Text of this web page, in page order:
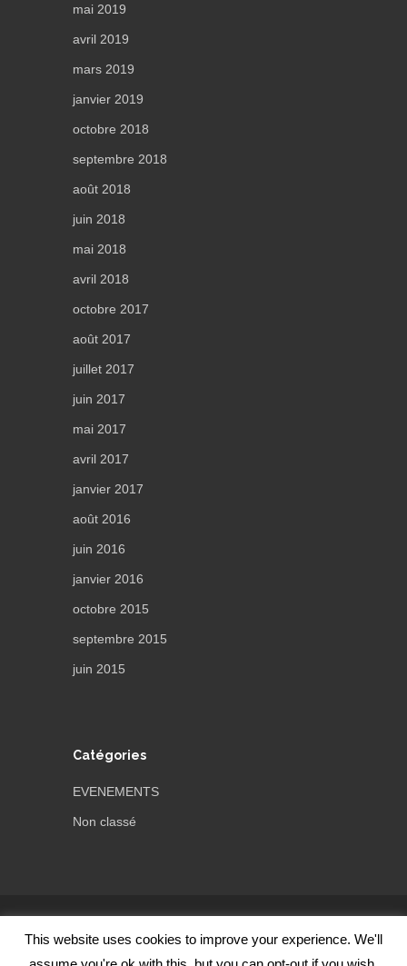
mai 2019
avril 2019
mars 2019
janvier 2019
octobre 2018
septembre 2018
août 2018
juin 2018
mai 2018
avril 2018
octobre 2017
août 2017
juillet 2017
juin 2017
mai 2017
avril 2017
janvier 2017
août 2016
juin 2016
janvier 2016
octobre 2015
septembre 2015
juin 2015
Catégories
EVENEMENTS
Non classé
Thème parThemeTrust
This website uses cookies to improve your experience. We'll